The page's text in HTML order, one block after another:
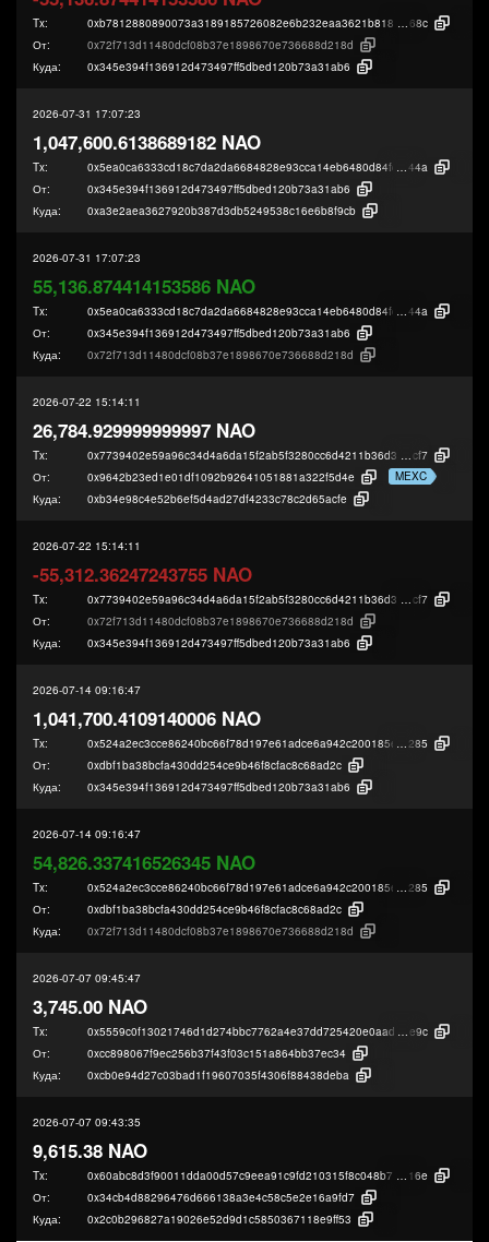
Tx:
68c
От:
0x72f713d11480dcf08b37e1898670e736688d218d
Куда:
0x345e394f136912d473497ff5dbed120b73a31ab6
2026-07-31 17:07:23
1,047,600.6138689182 NAO
Tx: 0x5ea0ca6333cd18c7da2da6684828e93cca14eb6480d84fc7de8c2f6c3c03d
44a
От:
0x345e394f136912d473497ff5dbed120b73a31ab6
Куда:
0xa3e2aea3627920b387d3db5249538c16e6b8f9cb
2026-07-31 17:07:23
55,136.874414153586 NAO
Tx: 0x5ea0ca6333cd18c7da2da6684828e93cca14eb6480d84fc7de8c2f6c3c03d
44a
От:
0x345e394f136912d473497ff5dbed120b73a31ab6
Куда:
0x72f713d11480dcf08b37e1898670e736688d218d
2026-07-22 15:14:11
26,784.929999999997 NAO
Tx: 0x7739402e59a96c34d4a6da15f2ab5f3280cc6d4211b36d3ad5c6d2602c08c
cf7
От:
0x9642b23ed1e01df1092b92641051881a322f5d4e
MEXC
Куда:
0xb34e98c4e52b6ef5d4ad27df4233c78c2d65acfe
2026-07-22 15:14:11
-55,312.36247243755 NAO
Tx: 0x7739402e59a96c34d4a6da15f2ab5f3280cc6d4211b36d3ad5c6d2602c08c
cf7
От:
0x72f713d11480dcf08b37e1898670e736688d218d
Куда:
0x345e394f136912d473497ff5dbed120b73a31ab6
2026-07-14 09:16:47
1,041,700.4109140006 NAO
Tx: 0x524a2ec3cce86240bc66f78d197e61adce6a942c200185e3943f3b895a135
285
От:
0xdbf1ba38bcfa430dd254ce9b46f8cfac8c68ad2c
Куда:
0x345e394f136912d473497ff5dbed120b73a31ab6
2026-07-14 09:16:47
54,826.337416526345 NAO
Tx: 0x524a2ec3cce86240bc66f78d197e61adce6a942c200185e3943f3b895a135
285
От:
0xdbf1ba38bcfa430dd254ce9b46f8cfac8c68ad2c
Куда:
0x72f713d11480dcf08b37e1898670e736688d218d
2026-07-07 09:45:47
3,745.00 NAO
Tx:
e9c
От:
0xcc898067f9ec256b37f43f03c151a864bb37ec34
Куда:
0xcb0e94d27c03bad1f19607035f4306f88438deba
2026-07-07 09:43:35
9,615.38 NAO
Tx: 0x60abc8d3f90011dda00d57c9eea91c9fd210315f8c048b77781ee8d7242ae
16e
От:
0x34cb4d88296476d666138a3e4c58c5e2e16a9fd7
Куда:
0x2c0b296827a19026e52d9d1c5850367118e9ff53